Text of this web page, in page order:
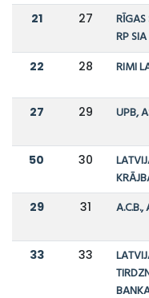
21 27
RP SIA
22 28 RIMI
27 29 UPB,
50 30
29 31 A.C.B.,
33 33